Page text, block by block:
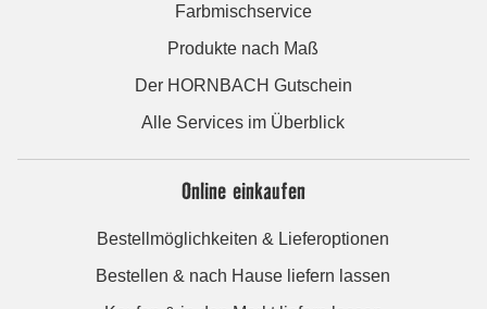
Farbmischservice
Produkte nach Maß
Der HORNBACH Gutschein
Alle Services im Überblick
Online einkaufen
Bestellmöglichkeiten & Lieferoptionen
Bestellen & nach Hause liefern lassen